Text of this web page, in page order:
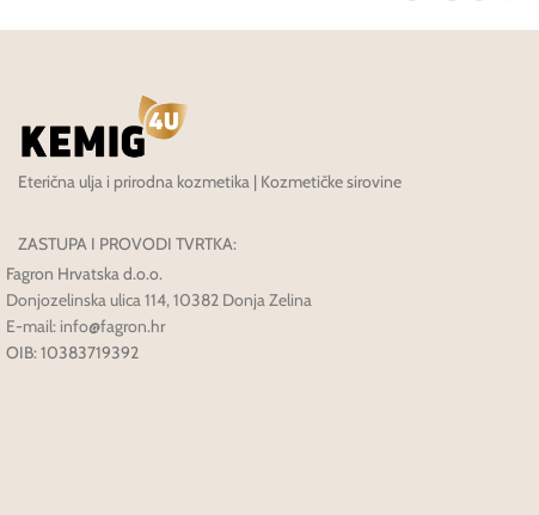
Eterična ulja i prirodna kozmetika | Kozmetičke sirovine
ZASTUPA I PROVODI TVRTKA:
Fagron Hrvatska d.o.o.
Donjozelinska ulica 114, 10382 Donja Zelina
E-mail: info@fagron.hr
OIB: 10383719392